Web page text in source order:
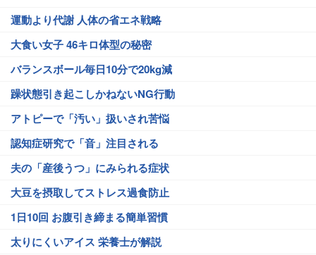
運動より代謝 人体の省エネ戦略
大食い女子 46キロ体型の秘密
バランスボール毎日10分で20kg減
躁状態引き起こしかねないNG行動
アトピーで「汚い」扱いされ苦悩
認知症研究で「音」注目される
夫の「産後うつ」にみられる症状
大豆を摂取してストレス過食防止
1日10回 お腹引き締まる簡単習慣
太りにくいアイス 栄養士が解説